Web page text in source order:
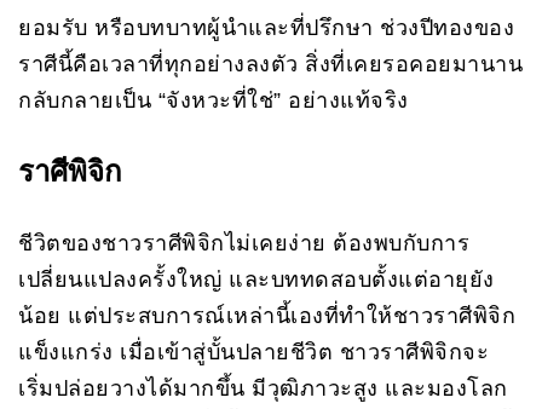
ยอมรับ หรือบทบาทผู้นำและที่ปรึกษา ช่วงปีทองของ
ราศีนี้คือเวลาที่ทุกอย่างลงตัว สิ่งที่เคยรอคอยมานาน
กลับกลายเป็น “จังหวะที่ใช่” อย่างแท้จริง
ราศีพิจิก
ชีวิตของชาวราศีพิจิกไม่เคยง่าย ต้องพบกับการ
เปลี่ยนแปลงครั้งใหญ่ และบททดสอบตั้งแต่อายุยัง
น้อย แต่ประสบการณ์เหล่านี้เองที่ทำให้ชาวราศีพิจิก
แข็งแกร่ง เมื่อเข้าสู่บั้นปลายชีวิต ชาวราศีพิจิกจะ
เริ่มปล่อยวางได้มากขึ้น มีวุฒิภาวะสูง และมองโลก